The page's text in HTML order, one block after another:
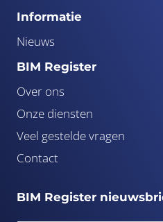
Informatie
Nieuws
BIM Register
Over ons
Onze diensten
Veel gestelde vragen
Contact
BIM Register